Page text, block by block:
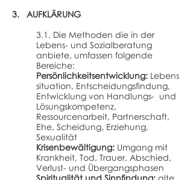
3. AUFKLÄRUNG
3.1. Die Methoden die in der
Lebens- und Sozialberatung
anbiete, umfassen folgende
Bereiche:
Persönlichkeitsentwicklung: Lebens
situation, Entscheidungsfindung,
Entwicklung von Handlungs- und
Lösungskompetenz,
Ressourcenarbeit, Partnerschaft,
Ehe, Scheidung, Erziehung,
Sexualität
Krisenbewältigung: Umgang mit
Krankheit, Tod, Trauer, Abschied,
Verlust- und Übergangsphasen
Spiritualität und Sinnfindung: alte